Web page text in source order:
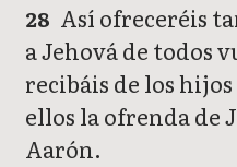
28 Así ofreceréis
a Jehová de todos
recibáis de los
ellos la ofrenda de
Aarón.